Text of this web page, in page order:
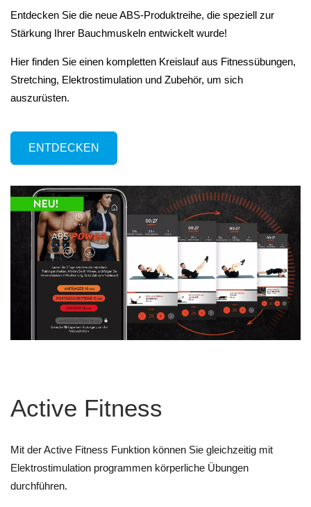
Entdecken Sie die neue ABS-Produktreihe, die speziell zur
Stärkung Ihrer Bauchmuskeln entwickelt wurde!
Hier finden Sie einen kompletten Kreislauf aus Fitnessübungen,
Stretching, Elektrostimulation und Zubehör, um sich
auszurüsten.
ENTDECKEN
Active Fitness
Mit der Active Fitness Funktion können Sie gleichzeitig mit
Elektrostimulation programmen körperliche Übungen
durchführen.